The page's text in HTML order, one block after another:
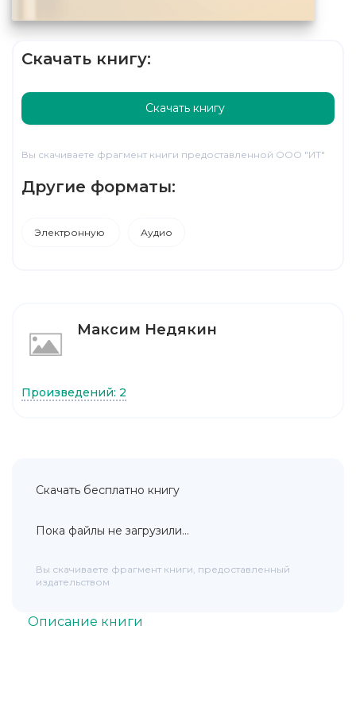
Скачать книгу:
Скачать книгу
Вы скачиваете фрагмент книги предоставленной ООО "ИТ"
Другие форматы:
Электронную Аудио
Описание книги
Максим Недякин
Произведений: 2
Скачать бесплатно книгу
Пока файлы не загрузили...
Вы скачиваете фрагмент книги, предоставленный
издательством